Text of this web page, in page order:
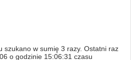
szukano w sumię 3 razy. Ostatni raz
o godzinie 15:06:31 czasu